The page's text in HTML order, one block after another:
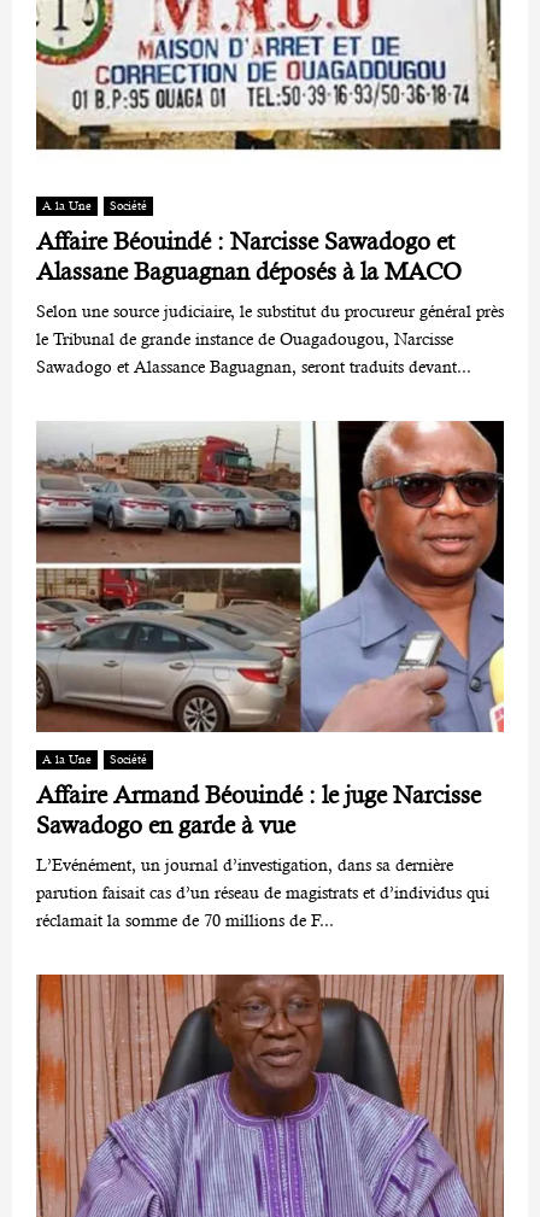
A la Une Société
Affaire Béouindé : Narcisse Sawadogo et
Alassane Baguagnan déposés à la MACO
Selon une source judiciaire, le substitut du procureur général près
le Tribunal de grande instance de Ouagadougou, Narcisse
Sawadogo et Alassance Baguagnan, seront traduits devant...
A la Une Société
Affaire Armand Béouindé : le juge Narcisse
Sawadogo en garde à vue
L’Evénément, un journal d’investigation, dans sa dernière
parution faisait cas d’un réseau de magistrats et d’individus qui
réclamait la somme de 70 millions de F...